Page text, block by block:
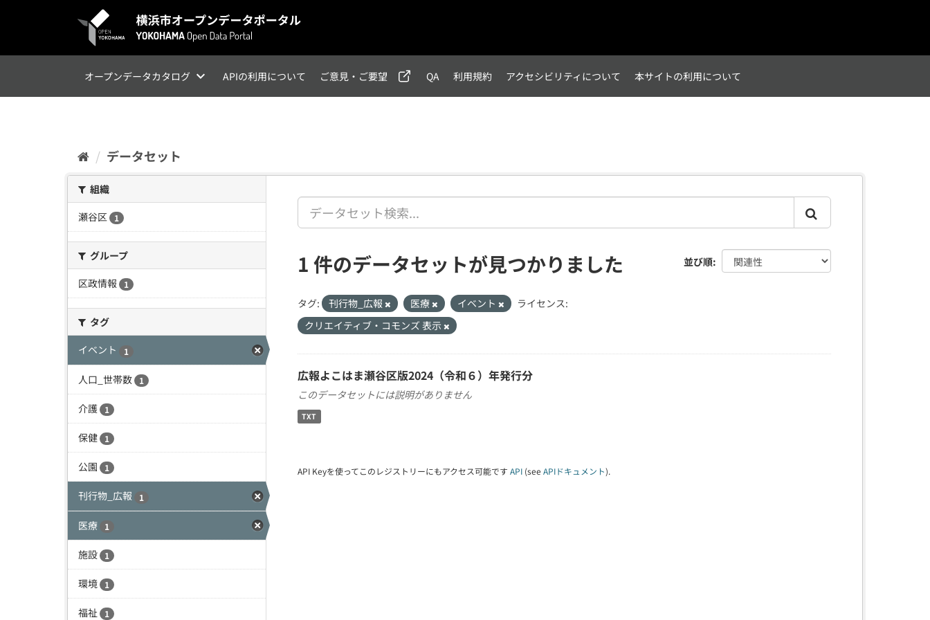
オープンデータカタログ APIの利用について ご意見・ご要望 QA 利用規約 アクセシビリティについて 本サイトの利用について
データセット
組織
瀬谷区
1
グループ
区政情報
1
タグ
イベント
1
人口_世帯数 1
介護 1
保健 1
公園 1
刊行物_広報 1
医療 1
施設 1
環境 1
福祉 1
並び順
1 件のデータセットが見つかりました
タグ: 刊行物_広報 医療 イベント
ライセンス:
クリエイティブ・コモンズ 表示
広報よこはま瀬谷区版2024（令和６）年発行分
このデータセットには説明がありません
TXT
API Keyを使ってこのレジストリーにもアクセス可能です API (see APIドキュメント).